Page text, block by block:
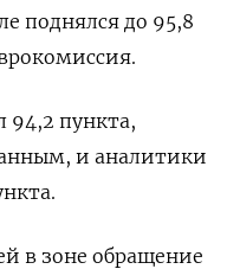
поднялся до 95,8
94,2 пункта,
и аналитики
в зоне обращение